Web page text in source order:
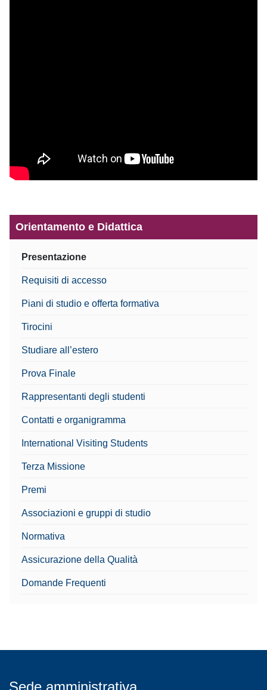
Orientamento e Didattica
Presentazione
Requisiti di accesso
Piani di studio e offerta formativa
Tirocini
Studiare all’estero
Prova Finale
Rappresentanti degli studenti
Contatti e organigramma
International Visiting Students
Terza Missione
Premi
Associazioni e gruppi di studio
Normativa
Assicurazione della Qualità
Domande Frequenti